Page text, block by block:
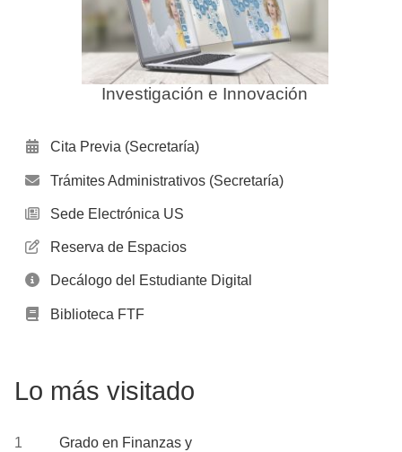
Investigación e Innovación
Cita Previa (Secretaría)
Trámites Administrativos (Secretaría)
Sede Electrónica US
Reserva de Espacios
Decálogo del Estudiante Digital
Biblioteca FTF
Lo más visitado
Grado en Finanzas y